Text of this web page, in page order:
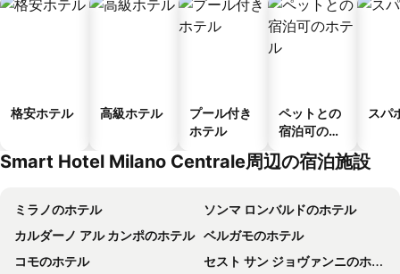
格安ホテル 高級ホテル
プール付き
ホテル
ペットとの
宿泊可のホ
スパ
Smart Hotel Milano Centrale周辺の宿泊施設
ミラノのホテル
ソンマ ロンバルドのホテル
カルダーノ アル カンポのホテル ベルガモのホテル
コモのホテル
セスト サン ジョヴァンニのホテル